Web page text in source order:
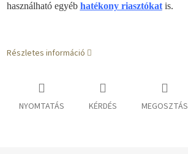
használható egyéb hatékony riasztókatis.
Részletes információ
NYOMTATÁS KÉRDÉS MEGOSZTÁS